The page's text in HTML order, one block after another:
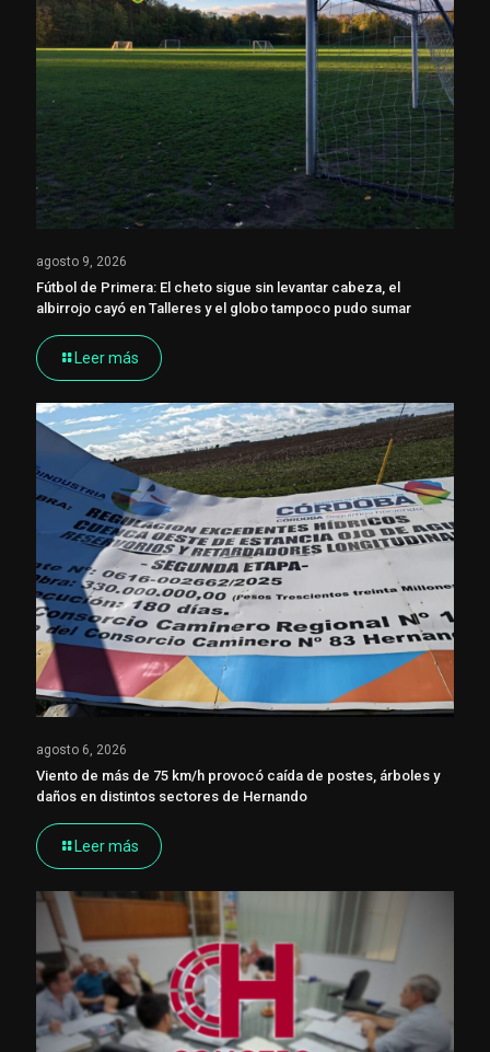
agosto 9, 2026
Fútbol de Primera: El cheto sigue sin levantar cabeza, el
albirrojo cayó en Talleres y el globo tampoco pudo sumar
Leer más
agosto 6, 2026
Viento de más de 75 km/h provocó caída de postes, árboles y
daños en distintos sectores de Hernando
Leer más